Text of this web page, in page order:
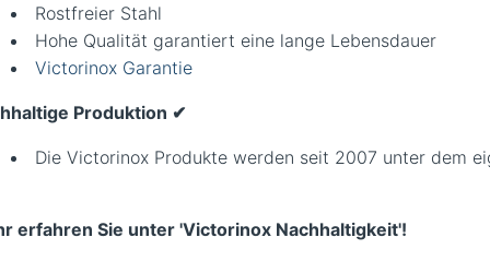
Rostfreier Stahl
Hohe Qualität garantiert eine lange Lebensdauer
Victorinox Garantie
Produktion ✔︎
Die Victorinox Produkte werden seit 2007 unter dem
erfahren Sie unter 'Victorinox Nachhaltigkeit'!